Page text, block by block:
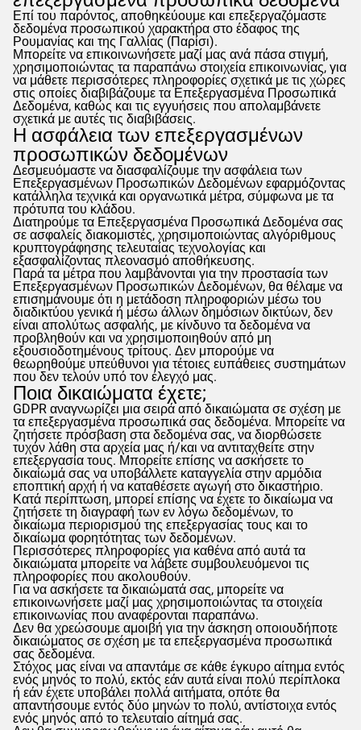
Επί του παρόντος, αποθηκεύουμε και επεξεργαζόμαστε
δεδομένα προσωπικού χαρακτήρα στο έδαφος της
Ρουμανίας και της Γαλλίας (Παρίσι).
Μπορείτε να επικοινωνήσετε μαζί μας ανά πάσα στιγμή,
χρησιμοποιώντας τα παραπάνω στοιχεία επικοινωνίας, για
να μάθετε περισσότερες πληροφορίες σχετικά με τις χώρες
στις οποίες διαβιβάζουμε τα Επεξεργασμένα Προσωπικά
Δεδομένα, καθώς και τις εγγυήσεις που απολαμβάνετε
σχετικά με αυτές τις διαβιβάσεις.
Η ασφάλεια των επεξεργασμένων
προσωπικών δεδομένων
Δεσμευόμαστε να διασφαλίζουμε την ασφάλεια των
Επεξεργασμένων Προσωπικών Δεδομένων εφαρμόζοντας
κατάλληλα τεχνικά και οργανωτικά μέτρα, σύμφωνα με τα
πρότυπα του κλάδου.
Διατηρούμε τα Επεξεργασμένα Προσωπικά Δεδομένα σας
σε ασφαλείς διακομιστές, χρησιμοποιώντας αλγόριθμους
κρυπτογράφησης τελευταίας τεχνολογίας και
εξασφαλίζοντας πλεονασμό αποθήκευσης.
Παρά τα μέτρα που λαμβάνονται για την προστασία των
Επεξεργασμένων Προσωπικών Δεδομένων, θα θέλαμε να
επισημάνουμε ότι η μετάδοση πληροφοριών μέσω του
διαδικτύου γενικά ή μέσω άλλων δημόσιων δικτύων, δεν
είναι απολύτως ασφαλής, με κίνδυνο τα δεδομένα να
προβληθούν και να χρησιμοποιηθούν από μη
εξουσιοδοτημένους τρίτους. Δεν μπορούμε να
θεωρηθούμε υπεύθυνοι για τέτοιες ευπάθειες συστημάτων
που δεν τελούν υπό τον έλεγχό μας.
Ποια δικαιώματα έχετε;
GDPR αναγνωρίζει μια σειρά από δικαιώματα σε σχέση με
τα επεξεργασμένα προσωπικά σας δεδομένα. Μπορείτε να
ζητήσετε πρόσβαση στα δεδομένα σας, να διορθώσετε
τυχόν λάθη στα αρχεία μας ή/και να αντιταχθείτε στην
επεξεργασία τους. Μπορείτε επίσης να ασκήσετε το
δικαίωμά σας να υποβάλλετε καταγγελία στην αρμόδια
εποπτική αρχή ή να καταθέσετε αγωγή στο δικαστήριο.
Κατά περίπτωση, μπορεί επίσης να έχετε το δικαίωμα να
ζητήσετε τη διαγραφή των εν λόγω δεδομένων, το
δικαίωμα περιορισμού της επεξεργασίας τους και το
δικαίωμα φορητότητας των δεδομένων.
Περισσότερες πληροφορίες για καθένα από αυτά τα
δικαιώματα μπορείτε να λάβετε συμβουλευόμενοι τις
πληροφορίες που ακολουθούν.
Για να ασκήσετε τα δικαιώματά σας, μπορείτε να
επικοινωνήσετε μαζί μας χρησιμοποιώντας τα στοιχεία
επικοινωνίας που αναφέρονται παραπάνω.
Δεν θα χρεώσουμε αμοιβή για την άσκηση οποιουδήποτε
δικαιώματος σε σχέση με τα επεξεργασμένα προσωπικά
σας δεδομένα.
Στόχος μας είναι να απαντάμε σε κάθε έγκυρο αίτημα εντός
ενός μηνός το πολύ, εκτός εάν αυτά είναι πολύ περίπλοκα
ή εάν έχετε υποβάλει πολλά αιτήματα, οπότε θα
απαντήσουμε εντός δύο μηνών το πολύ, αντίστοιχα εντός
ενός μηνός από το τελευταίο αίτημά σας.